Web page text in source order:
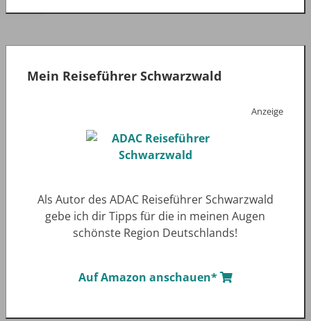
Mein Reiseführer Schwarzwald
Anzeige
Als Autor des ADAC Reiseführer Schwarzwald
gebe ich dir Tipps für die in meinen Augen
schönste Region Deutschlands!
Auf Amazon anschauen*